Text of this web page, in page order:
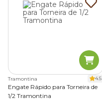
Tramontina 4.5
Engate Rápido para Torneira de
1/2 Tramontina